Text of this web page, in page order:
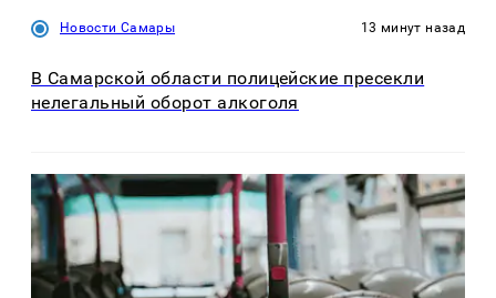
Новости Самары 13 минут назад
В Самарской области полицейские пресекли
нелегальный оборот алкоголя